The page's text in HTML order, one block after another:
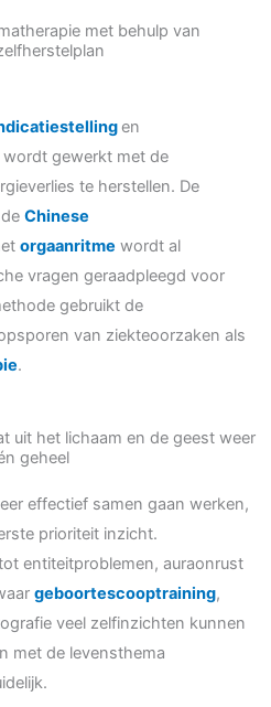
met behulp van
en
wordt gewerkt met de
te herstellen. De
Chinese
orgaanritme wordt al
vragen geraadpleegd voor
gebruikt de
van ziekteoorzaken als
.
uit het lichaam en de geest weer
geheel
effectief samen gaan werken,
prioriteit inzicht.
entiteitproblemen, auraonrust
geboortescooptraining,
veel zelfinzichten kunnen
met de levensthema